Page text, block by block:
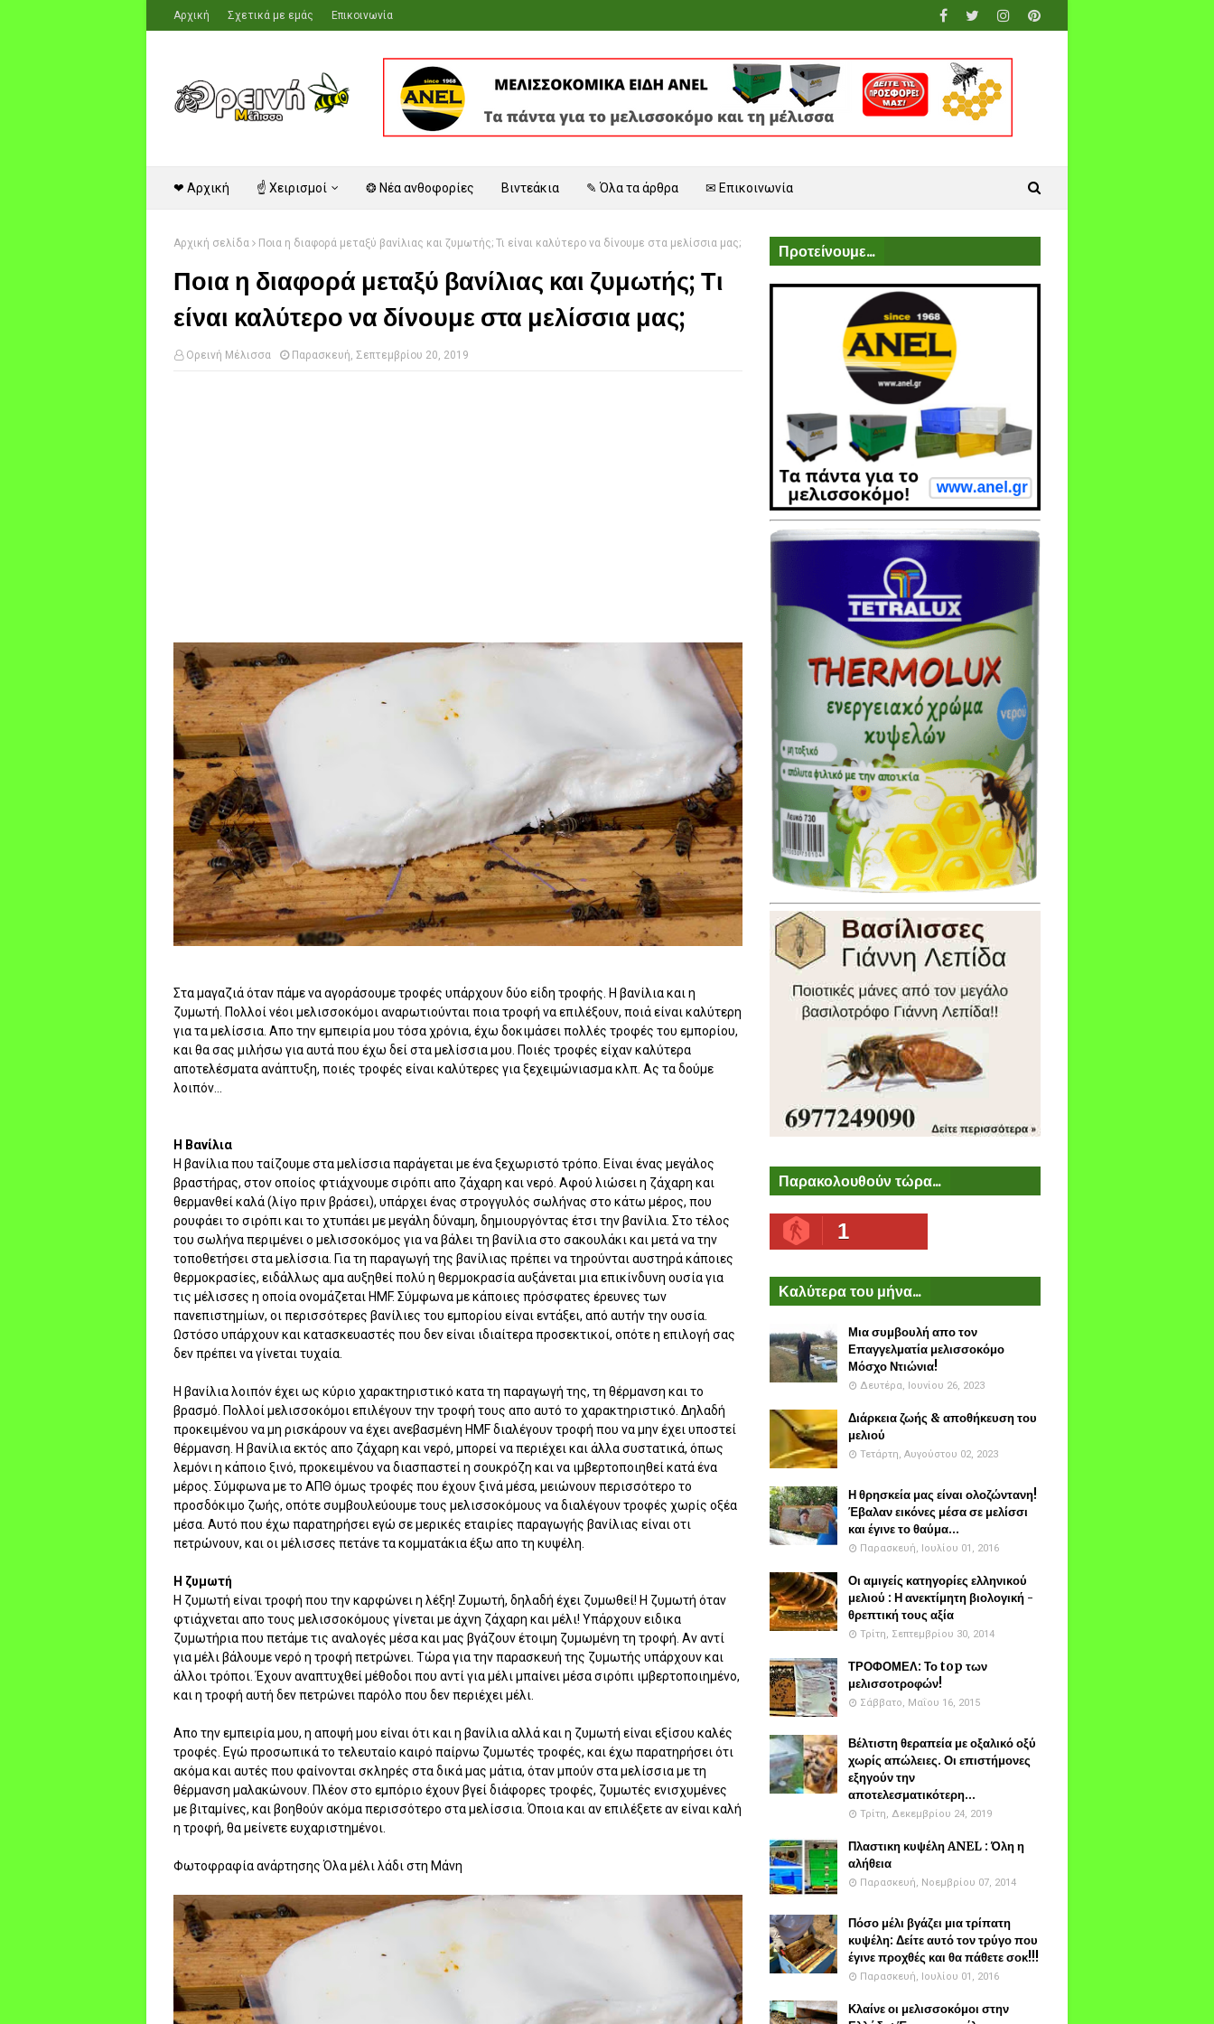
Αρχική Σχετικά με εμάς Επικοινωνία
❤ Αρχική ☝ Χειρισμοί ❂ Νέα ανθοφορίες Βιντεάκια ✎ Όλα τα άρθρα ✉ Επικοινωνία
Αρχική σελίδα Ποια η διαφορά μεταξύ βανίλιας και ζυμωτής; Τι είναι καλύτερο να δίνουμε στα μελίσσια μας;
Ποια η διαφορά μεταξύ βανίλιας και ζυμωτής; Τι
είναι καλύτερο να δίνουμε στα μελίσσια μας;
Ορεινή Μέλισσα Παρασκευή, Σεπτεμβρίου 20, 2019
Στα μαγαζιά όταν πάμε να αγοράσουμε τροφές υπάρχουν δύο είδη τροφής. Η βανίλια και η
ζυμωτή. Πολλοί νέοι μελισσοκόμοι αναρωτιούνται ποια τροφή να επιλέξουν, ποιά είναι καλύτερη
για τα μελίσσια. Απο την εμπειρία μου τόσα χρόνια, έχω δοκιμάσει πολλές τροφές του εμπορίου,
και θα σας μιλήσω για αυτά που έχω δεί στα μελίσσια μου. Ποιές τροφές είχαν καλύτερα
αποτελέσματα ανάπτυξη, ποιές τροφές είναι καλύτερες για ξεχειμώνιασμα κλπ. Ας τα δούμε
λοιπόν...
Η Βανίλια
Η βανίλια που ταίζουμε στα μελίσσια παράγεται με ένα ξεχωριστό τρόπο. Είναι ένας μεγάλος
βραστήρας, στον οποίος φτιάχνουμε σιρόπι απο ζάχαρη και νερό. Αφού λιώσει η ζάχαρη και
θερμανθεί καλά (λίγο πριν βράσει), υπάρχει ένας στρογγυλός σωλήνας στο κάτω μέρος, που
ρουφάει το σιρόπι και το χτυπάει με μεγάλη δύναμη, δημιουργόντας έτσι την βανίλια. Στο τέλος
του σωλήνα περιμένει ο μελισσοκόμος για να βάλει τη βανίλια στο σακουλάκι και μετά να την
τοποθετήσει στα μελίσσια. Για τη παραγωγή της βανίλιας πρέπει να τηρούνται αυστηρά κάποιες
θερμοκρασίες, ειδάλλως αμα αυξηθεί πολύ η θερμοκρασία αυξάνεται μια επικίνδυνη ουσία για
τις μέλισσες η οποία ονομάζεται HMF. Σύμφωνα με κάποιες πρόσφατες έρευνες των
πανεπιστημίων, οι περισσότερες βανίλιες του εμπορίου είναι εντάξει, από αυτήν την ουσία.
Ωστόσο υπάρχουν και κατασκευαστές που δεν είναι ιδιαίτερα προσεκτικοί, οπότε η επιλογή σας
δεν πρέπει να γίνεται τυχαία.
Η βανίλια λοιπόν έχει ως κύριο χαρακτηριστικό κατα τη παραγωγή της, τη θέρμανση και το
βρασμό. Πολλοί μελισσοκόμοι επιλέγουν την τροφή τους απο αυτό το χαρακτηριστικό. Δηλαδή
προκειμένου να μη ρισκάρουν να έχει ανεβασμένη HMF διαλέγουν τροφή που να μην έχει υποστεί
θέρμανση. Η βανίλια εκτός απο ζάχαρη και νερό, μπορεί να περιέχει και άλλα συστατικά, όπως
λεμόνι η κάποιο ξινό, προκειμένου να διασπαστεί η σουκρόζη και να ιμβερτοποιηθεί κατά ένα
μέρος. Σύμφωνα με το ΑΠΘ όμως τροφές που έχουν ξινά μέσα, μειώνουν περισσότερο το
προσδόκιμο ζωής, οπότε συμβουλεύουμε τους μελισσοκόμους να διαλέγουν τροφές χωρίς οξέα
μέσα. Αυτό που έχω παρατηρήσει εγώ σε μερικές εταιρίες παραγωγής βανίλιας είναι οτι
πετρώνουν, και οι μέλισσες πετάνε τα κομματάκια έξω απο τη κυψέλη.
Η ζυμωτή
Η ζυμωτή είναι τροφή που την καρφώνει η λέξη! Ζυμωτή, δηλαδή έχει ζυμωθεί! Η ζυμωτή όταν
φτιάχνεται απο τους μελισσοκόμους γίνεται με άχνη ζάχαρη και μέλι! Υπάρχουν ειδικα
ζυμωτήρια που πετάμε τις αναλογές μέσα και μας βγάζουν έτοιμη ζυμωμένη τη τροφή. Αν αντί
για μέλι βάλουμε νερό η τροφή πετρώνει. Τώρα για την παρασκευή της ζυμωτής υπάρχουν και
άλλοι τρόποι. Έχουν αναπτυχθεί μέθοδοι που αντί για μέλι μπαίνει μέσα σιρόπι ιμβερτοποιημένο,
και η τροφή αυτή δεν πετρώνει παρόλο που δεν περιέχει μέλι.
Απο την εμπειρία μου, η αποψή μου είναι ότι και η βανίλια αλλά και η ζυμωτή είναι εξίσου καλές
τροφές. Εγώ προσωπικά το τελευταίο καιρό παίρνω ζυμωτές τροφές, και έχω παρατηρήσει ότι
ακόμα και αυτές που φαίνονται σκληρές στα δικά μας μάτια, όταν μπούν στα μελίσσια με τη
θέρμανση μαλακώνουν. Πλέον στο εμπόριο έχουν βγεί διάφορες τροφές, ζυμωτές ενισχυμένες
με βιταμίνες, και βοηθούν ακόμα περισσότερο στα μελίσσια. Όποια και αν επιλέξετε αν είναι καλή
η τροφή, θα μείνετε ευχαριστημένοι.
Φωτοφραφία ανάρτησης Όλα μέλι λάδι στη Μάνη
Προτείνουμε...
Παρακολουθούν τώρα...
1
Καλύτερα του μήνα...
Μια συμβουλή απο τον
Επαγγελματία μελισσοκόμο
Μόσχο Ντιώνια!
Δευτέρα, Ιουνίου 26, 2023
Διάρκεια ζωής & αποθήκευση του
μελιού
Τετάρτη, Αυγούστου 02, 2023
Η θρησκεία μας είναι ολοζώντανη!
Έβαλαν εικόνες μέσα σε μελίσσι
και έγινε το θαύμα...
Παρασκευή, Ιουλίου 01, 2016
Οι αμιγείς κατηγορίες ελληνικού
μελιού : Η ανεκτίμητη βιολογική -
θρεπτική τους αξία
Τρίτη, Σεπτεμβρίου 30, 2014
ΤΡΟΦΟΜΕΛ: Το top των
μελισσοτροφών!
Σάββατο, Μαΐου 16, 2015
Βέλτιστη θεραπεία με οξαλικό οξύ
χωρίς απώλειες. Οι επιστήμονες
εξηγούν την
αποτελεσματικότερη...
Τρίτη, Δεκεμβρίου 24, 2019
Πλαστικη κυψέλη ANEL : Όλη η
αλήθεια
Παρασκευή, Νοεμβρίου 07, 2014
Πόσο μέλι βγάζει μια τρίπατη
κυψέλη: Δείτε αυτό τον τρύγο που
έγινε προχθές και θα πάθετε σοκ!!!
Παρασκευή, Ιουλίου 01, 2016
Κλαίνε οι μελισσοκόμοι στην